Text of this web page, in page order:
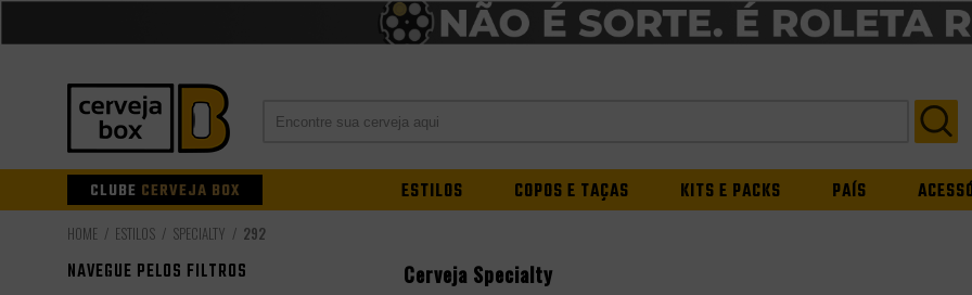
CLUBE CERVEJA BOX ESTILOS COPOS E TAÇAS KITS E PACKS PAÍS
ESTILOS SPECIALTY 292
NAVEGUE PELOS FILTROS Cerveja Specialty